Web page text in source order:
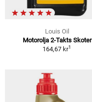
Louis Oil
Motorolja 2-Takts Skoter
164,67 kr1